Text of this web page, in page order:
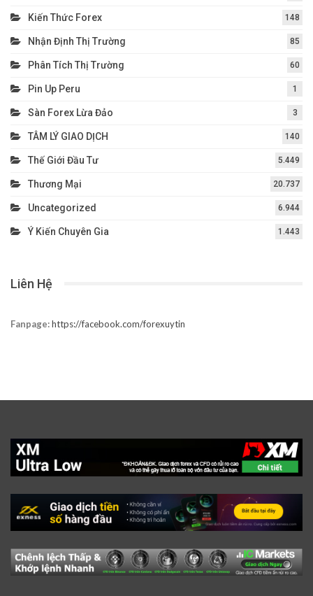
Kiến Thức Forex 148
Nhận Định Thị Trường 85
Phân Tích Thị Trường 60
Pin Up Peru 1
Sàn Forex Lừa Đảo 3
TÂM LÝ GIAO DỊCH 140
Thế Giới Đầu Tư 5.449
Thương Mại 20.737
Uncategorized 6.944
Ý Kiến Chuyên Gia 1.443
Liên Hệ
Fanpage:https://facebook.com/forexuytin